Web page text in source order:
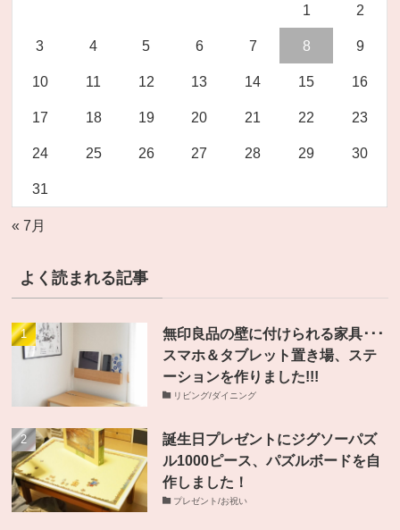
1 2
3 4 5 6 7 8 9
10 11 12 13 14 15 16
17 18 19 20 21 22 23
24 25 26 27 28 29 30
31
« 7月
よく読まれる記事
無印良品の壁に付けられる家具･･･
スマホ＆タブレット置き場、ステ
ーションを作りました!!!
リビング/ダイニング
誕生日プレゼントにジグソーパズ
ル1000ピース、パズルボードを自
作しました！
プレゼント/お祝い